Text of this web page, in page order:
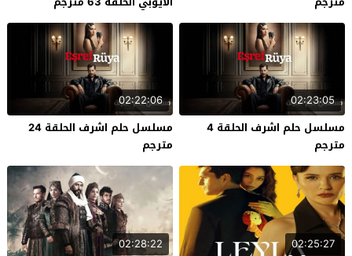
02:23:05
مسلسل حلم اشرف الحلقة 4
مترجم
02:22:06
مسلسل حلم اشرف الحلقة 24
مترجم
02:25:27
02:28:22